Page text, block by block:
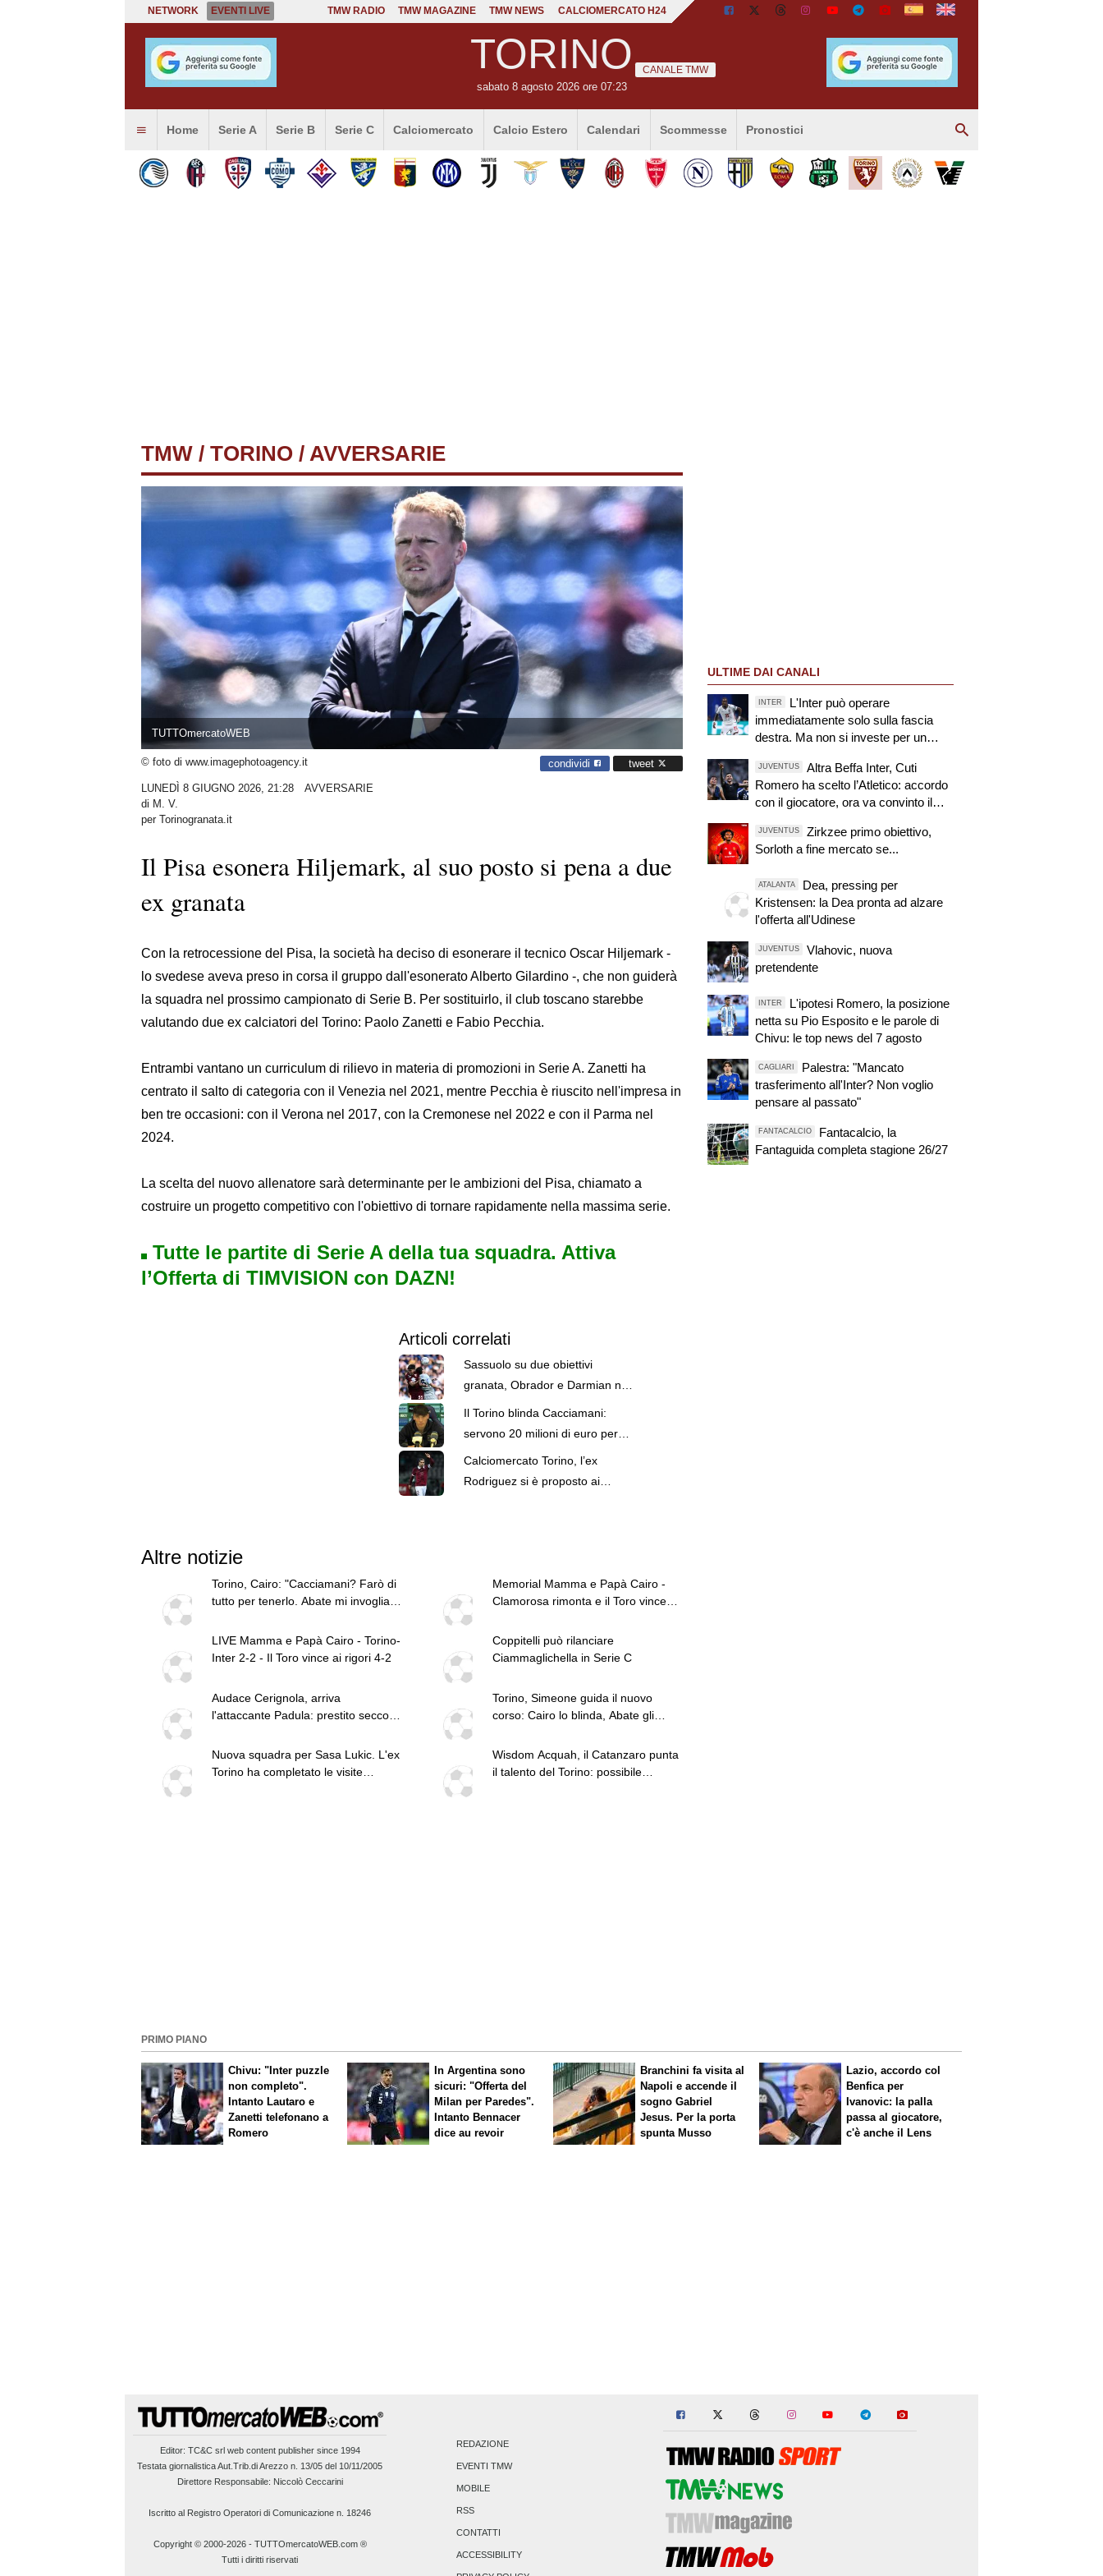
NETWORK EVENTI LIVE TMW RADIO TMW MAGAZINE TMW NEWS CALCIOMERCATO H24
TORINO
sabato 8 agosto 2026 ore 07:23
CANALE TMW
Home Serie A Serie B Serie C Calciomercato Calcio Estero Calendari Scommesse Pronostici
TMW / TORINO / AVVERSARIE
TUTTOmercatoWEB
© foto di www.imagephotoagency.it condividi tweet
LUNEDÌ 8 GIUGNO 2026, 21:28
AVVERSARIE
di M. V.
per Torinogranata.it
Il Pisa esonera Hiljemark, al suo posto si pena a due
ex granata
Con la retrocessione del Pisa, la società ha deciso di esonerare il tecnico Oscar Hiljemark -
lo svedese aveva preso in corsa il gruppo dall'esonerato Alberto Gilardino -, che non guiderà
la squadra nel prossimo campionato di Serie B. Per sostituirlo, il club toscano starebbe
valutando due ex calciatori del Torino: Paolo Zanetti e Fabio Pecchia.
Entrambi vantano un curriculum di rilievo in materia di promozioni in Serie A. Zanetti ha
centrato il salto di categoria con il Venezia nel 2021, mentre Pecchia è riuscito nell'impresa in
ben tre occasioni: con il Verona nel 2017, con la Cremonese nel 2022 e con il Parma nel
2024.
La scelta del nuovo allenatore sarà determinante per le ambizioni del Pisa, chiamato a
costruire un progetto competitivo con l'obiettivo di tornare rapidamente nella massima serie.
Tutte le partite di Serie A della tua squadra. Attiva
l’Offerta di TIMVISION con DAZN!
Articoli correlati
Sassuolo su due obiettivi
granata, Obrador e Darmian nel
Il Torino blinda Cacciamani:
servono 20 milioni di euro per
strapparlo ai granata
Calciomercato Torino, l’ex
Rodriguez si è proposto ai
Altre notizie
Torino, Cairo: "Cacciamani? Farò di
tutto per tenerlo. Abate mi invoglia a
Memorial Mamma e Papà Cairo -
Clamorosa rimonta e il Toro vince
LIVE Mamma e Papà Cairo - Torino-
Inter 2-2 - Il Toro vince ai rigori 4-2
Coppitelli può rilanciare
Ciammaglichella in Serie C
Audace Cerignola, arriva
l'attaccante Padula: prestito secco
Torino, Simeone guida il nuovo
corso: Cairo lo blinda, Abate gli
Nuova squadra per Sasa Lukic. L'ex
Torino ha completato le visite
Wisdom Acquah, il Catanzaro punta
il talento del Torino: possibile
ULTIME DAI CANALI
INTER
L'Inter può operare
immediatamente solo sulla fascia
destra. Ma non si investe per un
JUVENTUS
Altra Beffa Inter, Cuti
Romero ha scelto l’Atletico: accordo
con il giocatore, ora va convinto il
JUVENTUS
Zirkzee primo obiettivo,
Sorloth a fine mercato se...
ATALANTA
Dea, pressing per
Kristensen: la Dea pronta ad alzare
l'offerta all'Udinese
JUVENTUS
Vlahovic, nuova
pretendente
INTER
L'ipotesi Romero, la posizione
netta su Pio Esposito e le parole di
Chivu: le top news del 7 agosto
CAGLIARI
Palestra: "Mancato
trasferimento all'Inter? Non voglio
pensare al passato"
FANTACALCIO
Fantacalcio, la
Fantaguida completa stagione 26/27
PRIMO PIANO
Chivu: "Inter puzzle
non completo".
Intanto Lautaro e
Zanetti telefonano a
Romero
In Argentina sono
sicuri: "Offerta del
Milan per Paredes".
Intanto Bennacer
diceau revoir
Branchini fa visita al
Napoli e accende il
sogno Gabriel
Jesus. Per la porta
spunta Musso
Lazio, accordo col
Benfica per
Ivanovic: la palla
passa al giocatore,
c'è anche il Lens
Editor: TC&C srlweb content publisher since 1994
Testata giornalistica Aut.Trib.di Arezzo n. 13/05 del 10/11/2005
Direttore Responsabile: Niccolò Ceccarini
Iscritto al Registro Operatori di Comunicazione n. 18246
Copyright © 2000-2026- TUTTOmercatoWEB.com ®
Tutti i diritti riservati
REDAZIONE
EVENTI TMW
MOBILE
RSS
CONTATTI
ACCESSIBILITY